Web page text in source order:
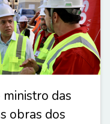
das
obras dos